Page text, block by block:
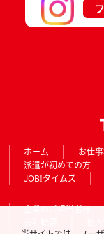
ホーム お仕
派遣が初めての方
JOB!タイムズ
企業のご担当者様